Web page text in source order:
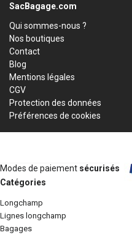
SacBagage.com
Qui sommes-nous ?
Nos boutiques
Contact
Blog
Mentions légales
CGV
Protection des données
Préférences de cookies
Modes de paiement sécurisés
Catégories
longchamp
lignes longchamp
bagages